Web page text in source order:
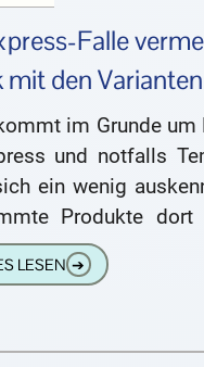
Falle
mit den Varianten
im Grunde um
und notfalls
ein wenig
Produkte
günstiger als im
LESEN ➔